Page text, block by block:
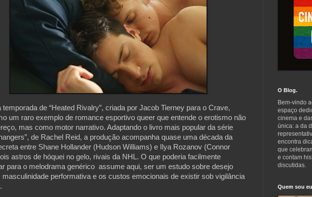
temporada de “Heated Rivalry”, criada por Jacob Tierney para o Crave,
um raro exemplo de romance esportivo queer que entende o erotismo não
mas como motor narrativo. Adaptando o livro mais popular da série
de Rachel Reid, a produção acompanha quase uma década da
entre Shane Hollander (Hudson Williams) e Ilya Rozanov (Connor
astros de hóquei no gelo, rivais da NHL. O que poderia facilmente
para o melodrama genérico assume aqui, ser um estudo sobre desejo
masculinidade performativa e os custos emocionais de existir sob vigilância
O Blog.
Bem-vindo
espaço
cinema e
única: a da
encontra
que
e contam
discutidas.
Quem sou eu